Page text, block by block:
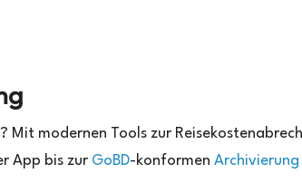
modernen Tools zur
App bis zur GoBD-konformen Archivierung